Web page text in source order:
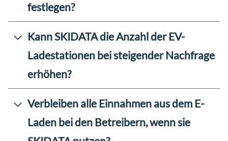
festlegen?
Kann SKIDATA die Anzahl der EV-
Ladestationen bei steigender Nachfrage
erhöhen?
Verbleiben alle Einnahmen aus dem E-
Laden bei den Betreibern, wenn sie